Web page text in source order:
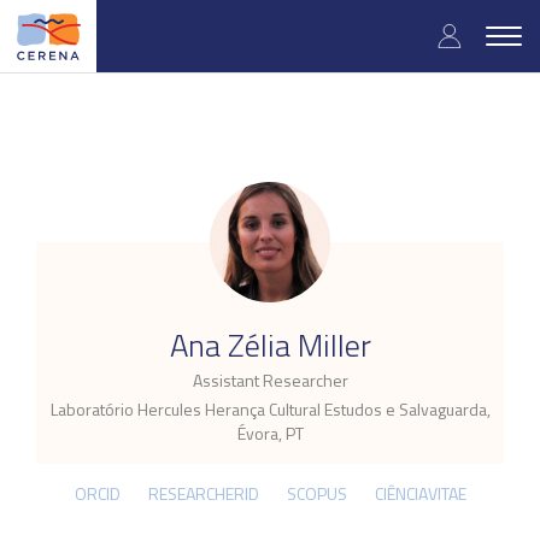
Skip
main
User
Ana Zélia Miller
Assistant Researcher
Laboratório Hercules Herança Cultural Estudos e Salvaguarda,
Évora, PT
.
ORCID RESEARCHERID SCOPUS CIÊNCIAVITAE